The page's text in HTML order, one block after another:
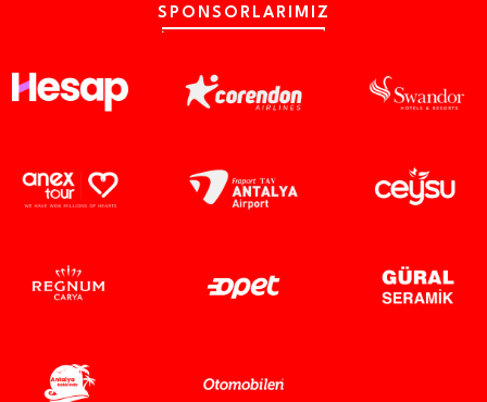
SPONSORLARIMIZ